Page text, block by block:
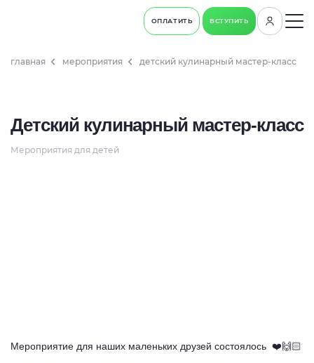
ОПЛАТИТЬ ВСТУПИТЬ
главная мероприятия детский кулинарный мастер-класс
Детский кулинарный мастер-класс
Мероприятия для детей
Мероприятие для наших маленьких друзей состоялось ❤️🙌🏻